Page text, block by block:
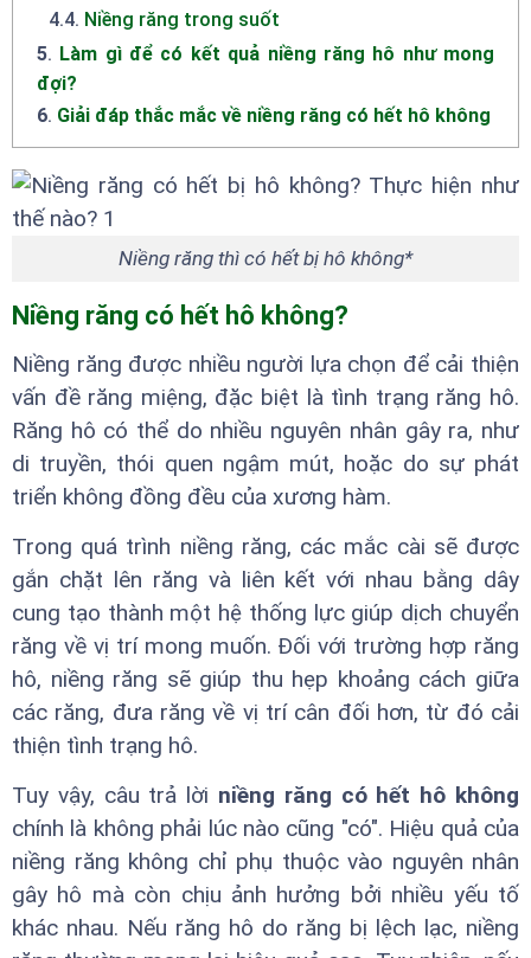
4.4. Niềng răng trong suốt
5. Làm gì để có kết quả niềng răng hô như mong
đợi?
6. Giải đáp thắc mắc về niềng răng có hết hô không
Niềng răng thì có hết bị hô không*
Niềng răng có hết hô không?
Niềng răng được nhiều người lựa chọn để cải thiện
vấn đề răng miệng, đặc biệt là tình trạng răng hô.
Răng hô có thể do nhiều nguyên nhân gây ra, như
di truyền, thói quen ngậm mút, hoặc do sự phát
triển không đồng đều của xương hàm.
Trong quá trình niềng răng, các mắc cài sẽ được
gắn chặt lên răng và liên kết với nhau bằng dây
cung tạo thành một hệ thống lực giúp dịch chuyển
răng về vị trí mong muốn. Đối với trường hợp răng
hô, niềng răng sẽ giúp thu hẹp khoảng cách giữa
các răng, đưa răng về vị trí cân đối hơn, từ đó cải
thiện tình trạng hô.
Tuy vậy, câu trả lời niềng răng có hết hô không
chính là không phải lúc nào cũng "có". Hiệu quả của
niềng răng không chỉ phụ thuộc vào nguyên nhân
gây hô mà còn chịu ảnh hưởng bởi nhiều yếu tố
khác nhau. Nếu răng hô do răng bị lệch lạc, niềng